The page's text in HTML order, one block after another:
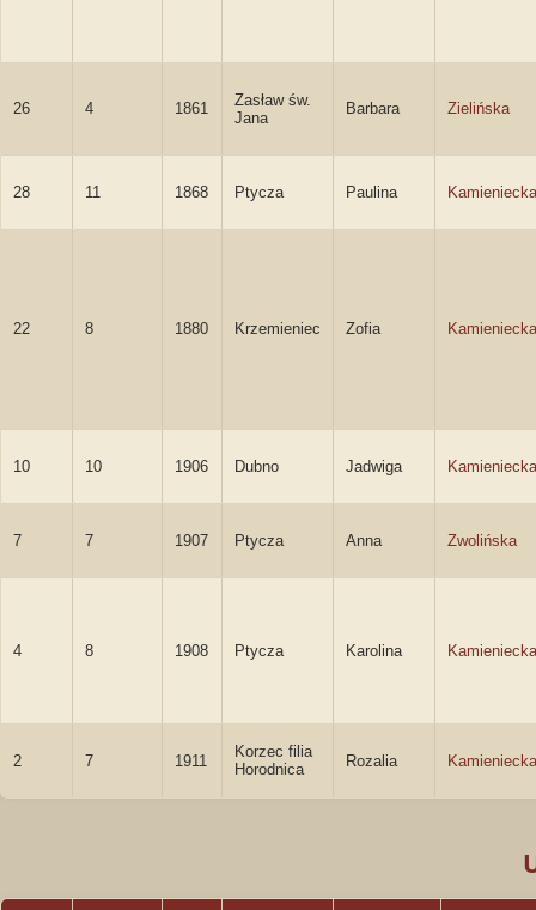
26 4 1861
Zasław św.
Jana
Barbara Zielińska
28 11 1868 Ptycza Paulina Kamieniecka
22 8 1880 Krzemieniec Zofia Kamieniecka
10 10 1906 Dubno Jadwiga Kamieniecka
7 7 1907 Ptycza Anna Zwolińska
4 8 1908 Ptycza Karolina Kamieniecka
2 7 1911
Korzec filia
Horodnica
Rozalia Kamieniecka